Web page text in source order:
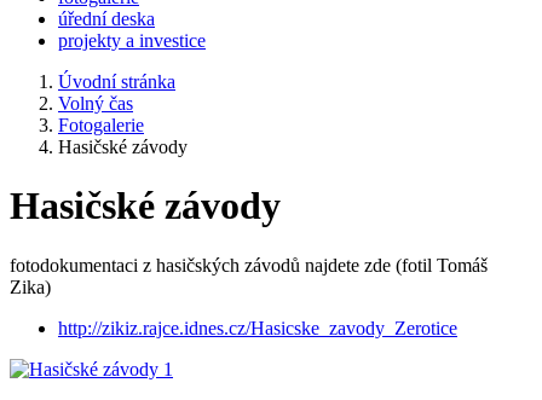
úřední deska
projekty a investice
Úvodní stránka
Volný čas
Fotogalerie
Hasičské závody
Hasičské závody
fotodokumentaci z hasičských závodů najdete zde (fotil Tomáš
Zika)
http://zikiz.rajce.idnes.cz/Hasicske_zavody_Zerotice